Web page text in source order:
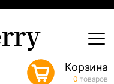
Корзина
0 товаров